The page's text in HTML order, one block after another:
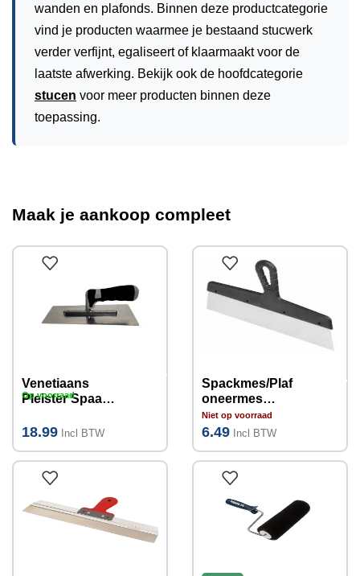
wanden en plafonds. Binnen deze productcategorie
vind je producten waarmee je bestaand stucwerk
verder verfijnt, egaliseert of klaarmaakt voor de
laatste afwerking. Bekijk ook de hoofdcategorie
stucen voor meer producten binnen deze
toepassing.
Maak je aankoop compleet
Venetiaans
Pleister Spaan
240x115mm
18.99 Incl BTW
Op voorraad
RK
Spackmes/Plaf
oneermes
350mm
6.49 Incl BTW
Niet op voorraad